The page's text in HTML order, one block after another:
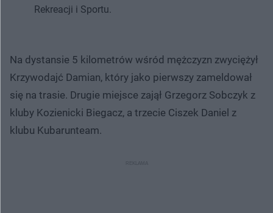
Rekreacji i Sportu.
Na dystansie 5 kilometrów wśród mężczyzn zwyciężył
Krzywodajć Damian, który jako pierwszy zameldował
się na trasie. Drugie miejsce zajął Grzegorz Sobczyk z
kluby Kozienicki Biegacz, a trzecie Ciszek Daniel z
klubu Kubarunteam.